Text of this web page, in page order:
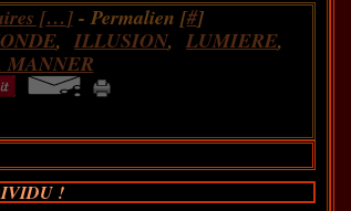
[…]- Permalien [#]
,ILLUSION, LUMIERE,
MANNER
!